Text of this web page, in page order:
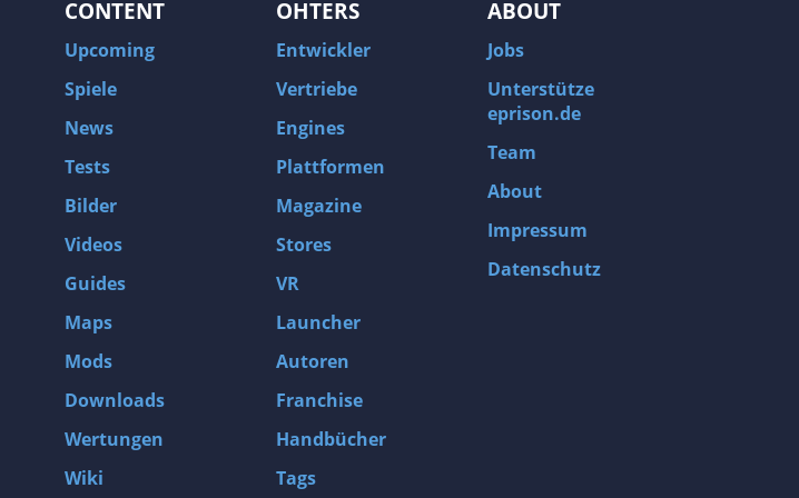
CONTENT
Upcoming
Spiele
News
Tests
Bilder
Videos
Guides
Maps
Mods
Downloads
Wertungen
Wiki
OHTERS
Entwickler
Vertriebe
Engines
Plattformen
Magazine
Stores
VR
Launcher
Autoren
Franchise
Handbücher
Tags
ABOUT
Jobs
Unterstütze
eprison.de
Team
About
Impressum
Datenschutz